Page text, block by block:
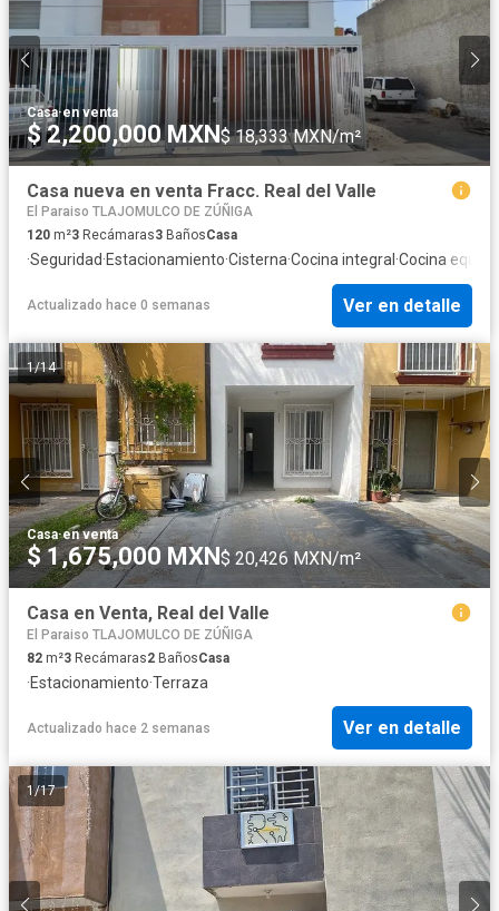
Casa·en venta
$ 2,200,000 MXN$ 18,333 MXN/m²
Casa nueva en venta Fracc. Real del Valle
El Paraiso TLAJOMULCO DE ZÚÑIGA
120 m²3 Recámaras3 BañosCasa
·Seguridad·Estacionamiento·Cisterna·Cocina integral ·Cocina
Actualizado hace 0 semanas Ver en detalle
1/14
Casa·en venta
$ 1,675,000 MXN$ 20,426 MXN/m²
Casa en Venta, Real del Valle
El Paraiso TLAJOMULCO DE ZÚÑIGA
82 m²3 Recámaras2 BañosCasa
·Estacionamiento·Terraza
Actualizado hace 2 semanas Ver en detalle
1/17